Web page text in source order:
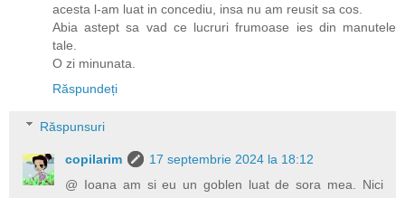
acesta l-am luat in concediu, insa nu am reusit sa cos.
Abia astept sa vad ce lucruri frumoase ies din manutele
tale.
O zi minunata.
Răspundeți
Răspunsuri
copilarim
17 septembrie 2024 la 18:12
@ Ioana am si eu un goblen luat de sora mea. Nici